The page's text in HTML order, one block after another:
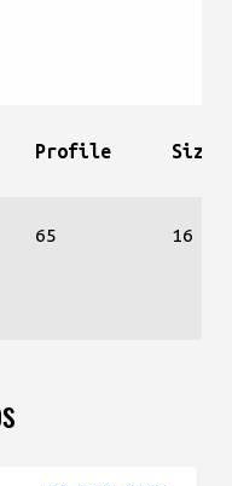
Profile Size
65 16